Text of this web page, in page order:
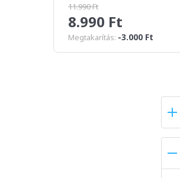
11.990 Ft
8.990 Ft
Megtakarítás: -3.000 Ft